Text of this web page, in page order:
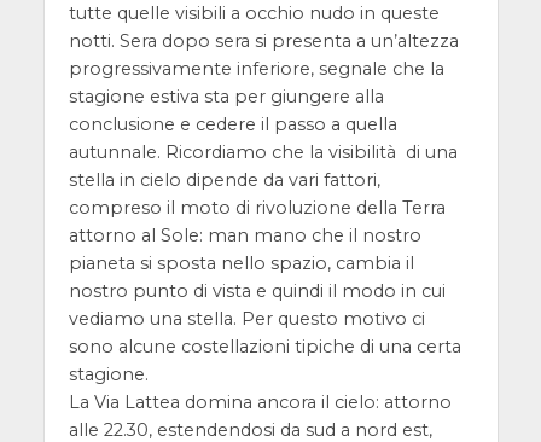
tutte quelle visibili a occhio nudo in queste
notti. Sera dopo sera si presenta a un’altezza
progressivamente inferiore, segnale che la
stagione estiva sta per giungere alla
conclusione e cedere il passo a quella
autunnale. Ricordiamo che la visibilità di una
stella in cielo dipende da vari fattori,
compreso il moto di rivoluzione della Terra
attorno al Sole: man mano che il nostro
pianeta si sposta nello spazio, cambia il
nostro punto di vista e quindi il modo in cui
vediamo una stella. Per questo motivo ci
sono alcune costellazioni tipiche di una certa
stagione.
La Via Lattea domina ancora il cielo: attorno
alle 22.30, estendendosi da sud a nord est,